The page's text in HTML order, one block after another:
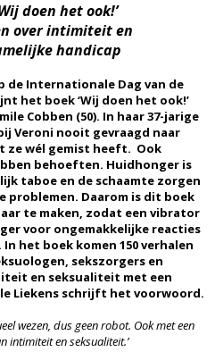
doen het ook!’
over intimiteit en
handicap
de Internationale Dag van de
het boek ‘Wij doen het ook!’
Cobben (50). In haar 37-jarige
Veroni nooit gevraagd naar
wél gemist heeft. Ook
behoeften. Huidhonger is
taboe en de schaamte zorgen
problemen. Daarom is dit boek
te maken, zodat een vibrator
voor ongemakkelijke reacties
het boek komen 150 verhalen
sekszorgers en
en seksualiteit met een
Liekens schrijft het voorwoord.
wezen, dus geen robot. Ook met een
intimiteit en seksualiteit.’